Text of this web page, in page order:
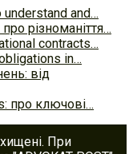
understand and…
різноманіття…
contracts…
in…
від
про ключові…
При